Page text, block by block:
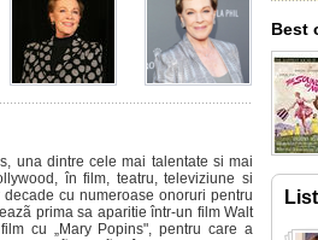
una dintre cele mai talentate si mai
în film, teatru, televiziune si
cu numeroase onoruri pentru
prima sa aparitie într-un film Walt
cu „Mary Popins", pentru care a
Best